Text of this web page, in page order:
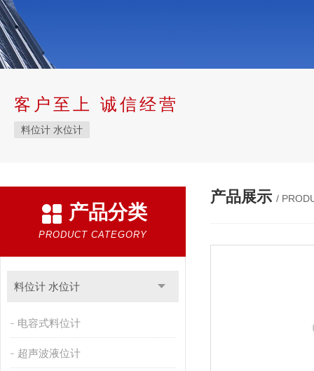
客户至上 诚信经营
料位计 水位计
产品分类
PRODUCT CATEGORY
料位计 水位计
电容式料位计
超声波液位计
产品展示 /